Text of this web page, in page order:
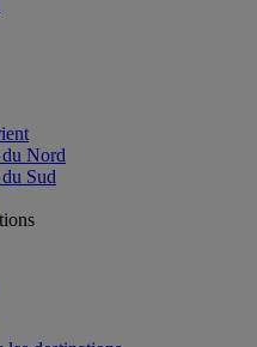
Nord
Sud